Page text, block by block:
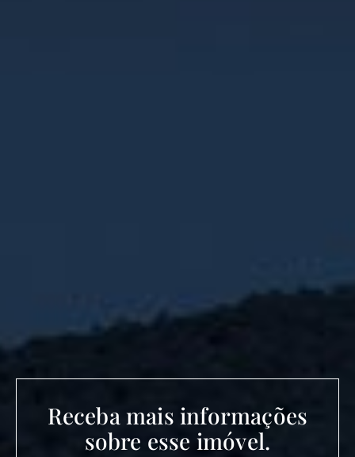
Receba mais informações
sobre esse imóvel.